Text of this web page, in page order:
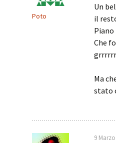
Poto
Un
il
Piano
Che
Ma
stato
9